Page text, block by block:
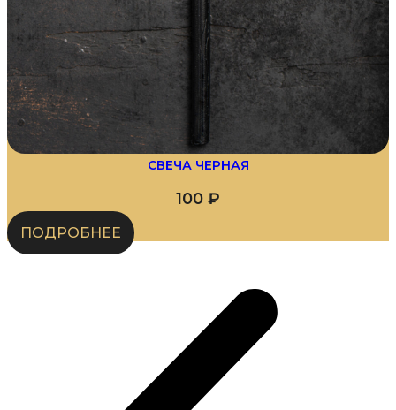
СВЕЧА ЧЕРНАЯ
100 ₽
ПОДРОБНЕЕ